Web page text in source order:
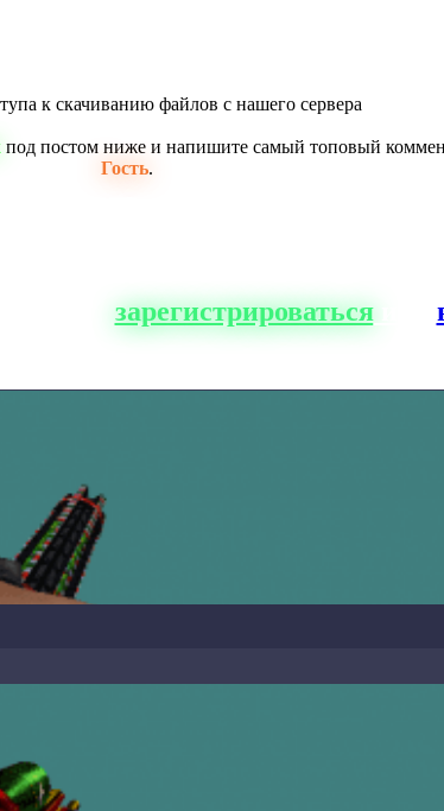
к скачиванию файлов с нашего сервера
под постом ниже и напишите самый топовый
Гость.
нужно зарегистрироватьсяили